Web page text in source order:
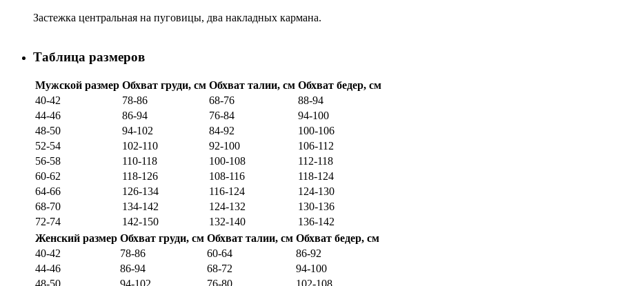
Застежка центральная на пуговицы, два накладных кармана.
Таблица размеров
Мужской размер Обхват груди, см Обхват талии, см Обхват бедер, см
40-42
78-86 68-76
88-94
44-46
86-94 76-84
94-100
48-50
94-102 84-92
100-106
52-54
102-110 92-100
106-112
56-58
110-118 100-108
112-118
60-62
118-126 108-116
118-124
64-66
126-134 116-124
124-130
68-70
134-142 124-132
130-136
72-74
142-150 132-140
136-142
Женский размер Обхват груди, см Обхват талии, см Обхват бедер, см
40-42
78-86 60-64
86-92
44-46
86-94 68-72
94-100